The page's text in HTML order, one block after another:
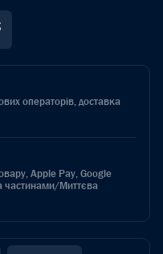
операторів, доставка
Apple Pay, Google
частинами/Миттєва